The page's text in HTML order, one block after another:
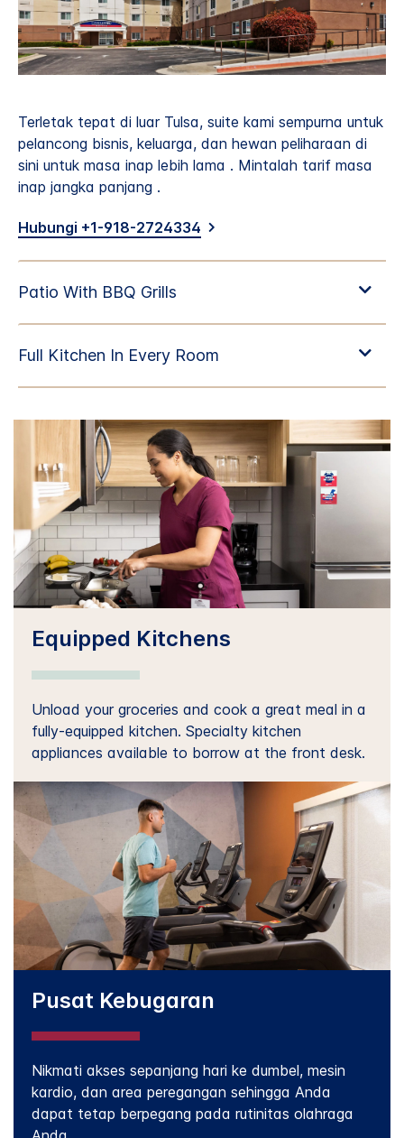
Terletak tepat di luar Tulsa, suite kami sempurna untuk
pelancong bisnis, keluarga, dan hewan peliharaan di
sini untuk masa inap lebih lama . Mintalah tarif masa
inap jangka panjang .
Hubungi +1-918-2724334
Equipped Kitchens
Unload your groceries and cook a great meal in a
fully-equipped kitchen. Specialty kitchen
appliances available to borrow at the front desk.
Pusat Kebugaran
Nikmati akses sepanjang hari ke dumbel, mesin
kardio, dan area peregangan sehingga Anda
dapat tetap berpegang pada rutinitas olahraga